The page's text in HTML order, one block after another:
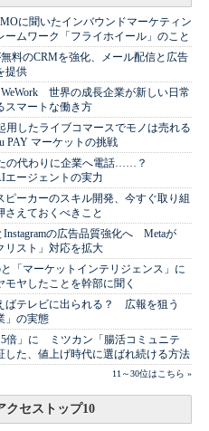
に聞いたインバウンドマーケティン
ームワーク「フライホイール」のこと
無料のCRMを強化、メール配信と広告
提供
WeWork 世界の成長企業が新しい日常
スマートな働き方
用したライブコマースでモノは売れる
PAY マーケットの挑戦
の代わりに企業へ電話……？
エージェントの実力
ピーカーのスキル開発、今すぐ取り組
さえておくべきこと
Instagramの広告品質強化へ Metaが
リスト」対応を拡大
と「マーケットインテリジェンス」に
モヤしたことを幹部に聞く
ばテレビに出られる？ 広報を狙う
」の実態
倍」に ミツカン「腸活コミュニテ
した、値上げ時代に選ばれ続ける方法
11～30位はこちら »
クセストップ10